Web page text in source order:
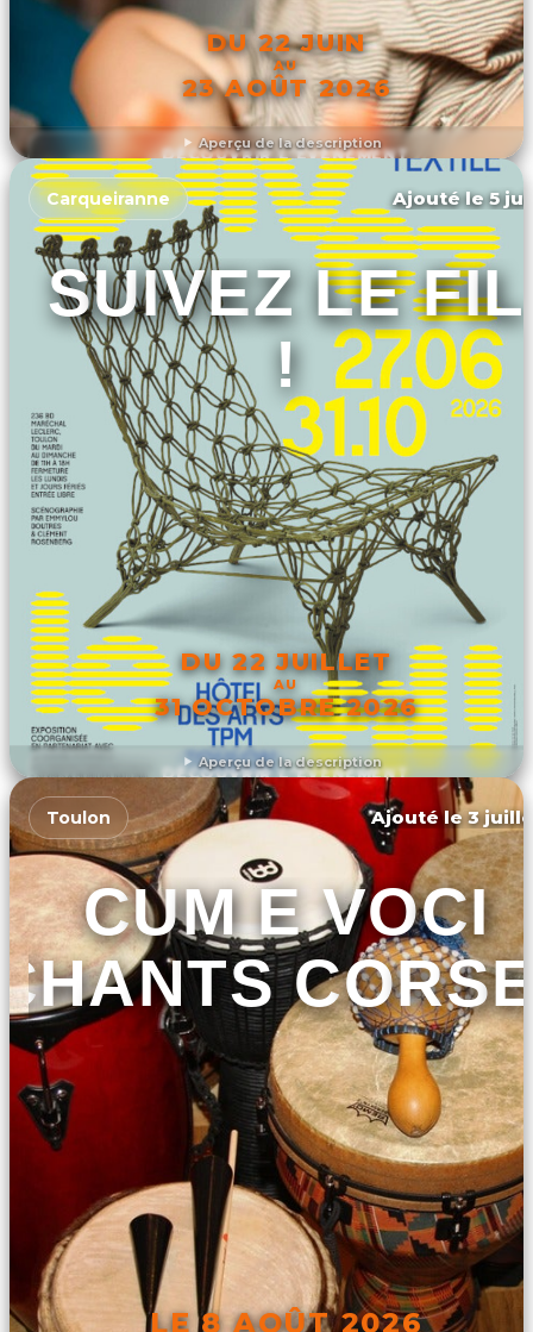
Aperçu de la description
DU 22 JUIN
AU
23 AOÛT 2026
DÉCOUVRIR L'ÉVÉNEMENT
Aperçu de la description
Carqueiranne Ajouté le 5
SUIVEZ LE FIL
!
DU 22 JUILLET
AU
31 OCTOBRE 2026
DÉCOUVRIR L'ÉVÉNEMENT
Toulon Ajouté le 3
CUM E VOCI
LE 8 AOÛT 2026